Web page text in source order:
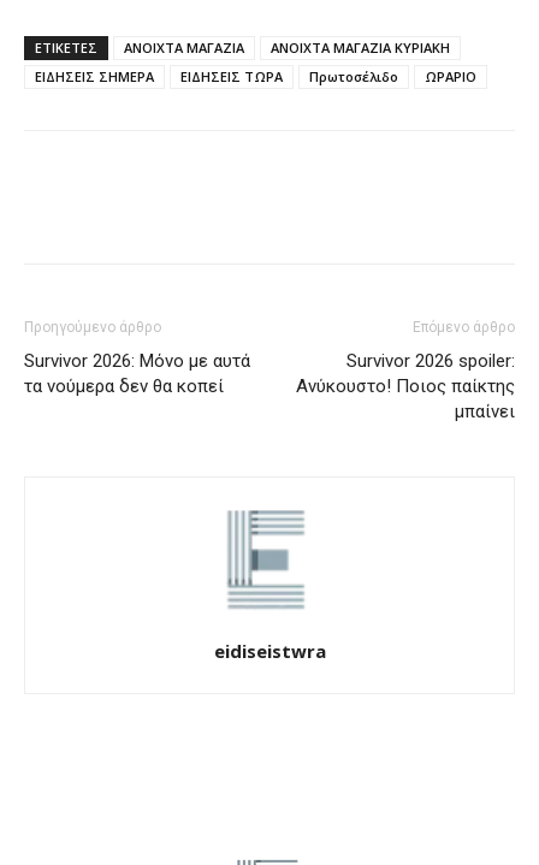
ΕΤΙΚΈΤΕΣ ΑΝΟΙΧΤΑ ΜΑΓΑΖΙΑ
ΑΝΟΙΧΤΑ ΜΑΓΑΖΙΑ ΚΥΡΙΑΚΗ
ΕΙΔΗΣΕΙΣ ΣΗΜΕΡΑ
ΕΙΔΗΣΕΙΣ ΤΩΡΑ Πρωτοσέλιδο ΩΡΑΡΙΟ
Προηγούμενο άρθρο
Survivor 2026: Μόνο με αυτά
τα νούμερα δεν θα κοπεί
Επόμενο άρθρο
Survivor 2026 spoiler:
Ανύκουστο! Ποιος παίκτης
μπαίνει
eidiseistwra